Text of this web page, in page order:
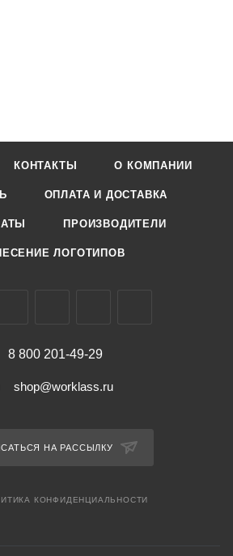
КОНТАКТЫ О КОМПАНИИ
ОПЛАТА И ДОСТАВКА
ПРОИЗВОДИТЕЛИ
ЛОГОТИПОВ
8 800 201-49-29
shop@worklass.ru
НА РАССЫЛКУ
КОНФИДЕНЦИАЛЬНОСТИ